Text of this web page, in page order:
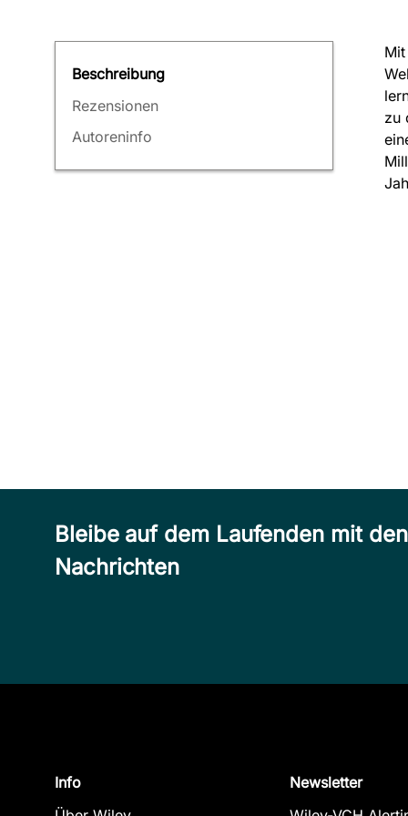
Beschreibung
Rezensionen
Autoreninfo
zu
Bleibe auf dem Laufenden mit
Nachrichten
Info
Newsletter